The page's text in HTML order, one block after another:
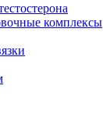
комплексы